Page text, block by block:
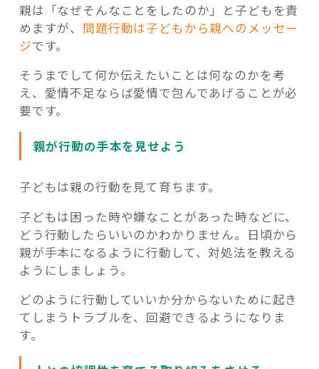
親は「なぜそんなことをしたのか」と子どもを責
めますが、 問題行動は子どもから親へのメッセー
ジです。
そうまでして何か伝えたいことは何なのかを考
え、愛情不足ならば愛情で包んであげることが必
要です。
親が行動の手本を見せよう
子どもは親の行動を見て育ちます。
子どもは困った時や嫌なことがあった時などに、
どう行動したらいいのかわかりません。日頃から
親が手本になるように行動して、対処法を教える
ようにしましょう。
どのように行動していいか分からないために起き
てしまうトラブルを、回避できるようになりま
す。